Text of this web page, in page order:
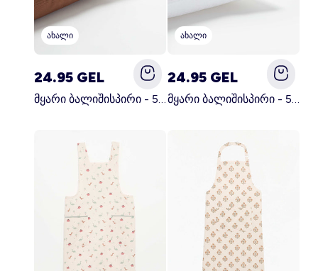
ახალი
24.95 GEL
მყარი ბალიშისპირი - 50 x 70 სმ - KIABI მთავარი სამზარეულო
ახალი
24.95 GEL
მყარი ბალიშისპირი - 50 x 70 სმ - KIABI მთავარი თეთრი